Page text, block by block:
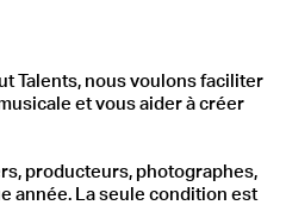
Talents, nous voulons faciliter
et vous aider à créer
producteurs, photographes,
année. La seule condition est